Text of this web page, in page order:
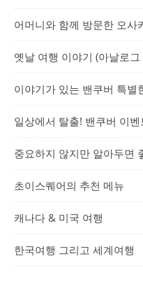
어머니와 함께 방문한 오사
옛날 여행 이야기 (아날로그
이야기가 있는 밴쿠버 특별
일상에서 탈출! 밴쿠버 이벤
중요하지 않지만 알아두면
초이스퀘어의 추천 메뉴
캐나다 & 미국 여행
한국여행 그리고 세계여행